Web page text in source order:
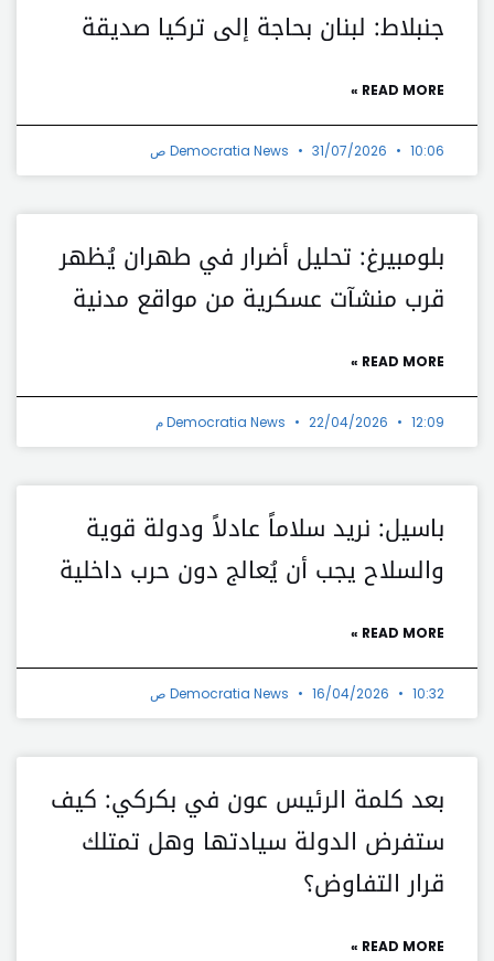
جنبلاط: لبنان بحاجة إلى تركيا صديقة
READ MORE »
Democratia News 31/07/2026 10:06 ص
بلومبيرغ: تحليل أضرار في طهران يُظهر
قرب منشآت عسكرية من مواقع مدنية
READ MORE »
Democratia News 22/04/2026 12:09 م
باسيل: نريد سلاماً عادلاً ودولة قوية
والسلاح يجب أن يُعالج دون حرب داخلية
READ MORE »
Democratia News 16/04/2026 10:32 ص
بعد كلمة الرئيس عون في بكركي: كيف
ستفرض الدولة سيادتها وهل تمتلك
قرار التفاوض؟
READ MORE »